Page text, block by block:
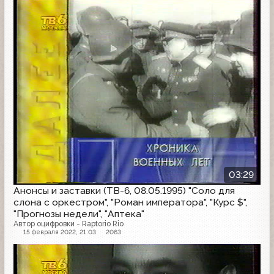
03:29
Анонсы и заставки (ТВ-6, 08.05.1995) "Соло для
слона с оркестром", "Роман императора", "Курс $",
"Прогнозы недели", "Аптека"
Автор оцифровки - Raptorio Rio
15 февраля 2022, 21:03 2063
Анонс
Анонс